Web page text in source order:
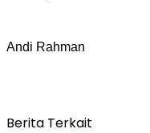
Andi Rahman
Berita Terkait